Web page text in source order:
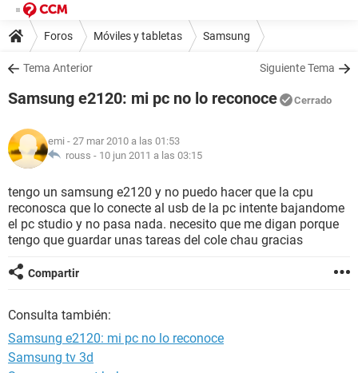
Foros Móviles y tabletas Samsung
Tema Anterior Siguiente Tema
Samsung e2120: mi pc no lo reconoce Cerrado
emi - 27 mar 2010 a las 01:53
rouss - 10 jun 2011 a las 03:15
tengo un samsung e2120 y no puedo hacer que la cpu
reconosca que lo conecte al usb de la pc intente bajandome
el pc studio y no pasa nada. necesito que me digan porque
tengo que guardar unas tareas del cole chau gracias
Compartir
Consulta también:
Samsung e2120: mi pc no lo reconoce
Samsung tv 3d